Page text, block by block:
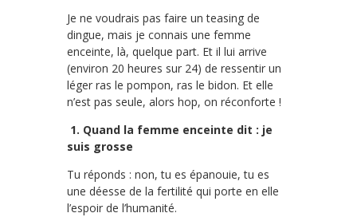
Je ne voudrais pas faire un teasing de
dingue, mais je connais une femme
enceinte, là, quelque part. Et il lui arrive
(environ 20 heures sur 24) de ressentir un
léger ras le pompon, ras le bidon. Et elle
n’est pas seule, alors hop, on réconforte !
1. Quand la femme enceinte dit : je
suis grosse
Tu réponds : non, tu es épanouie, tu es
une déesse de la fertilité qui porte en elle
l’espoir de l’humanité.